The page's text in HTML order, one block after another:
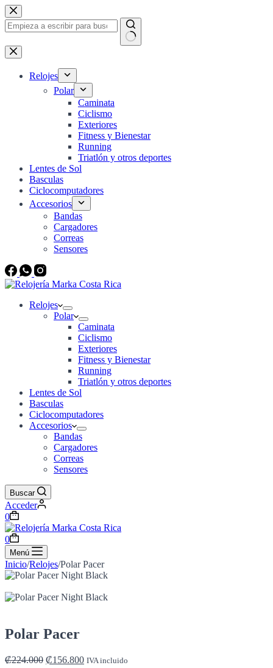
Saltar
al
contenido
Sin
resultados
Relojes
Polar
Caminata
Ciclismo
Exteriores
Fitness y Bienestar
Running
Triatlón y otros deportes
Lentes de Sol
Basculas
Ciclocomputadores
Accesorios
Bandas
Cargadores
Correas
Sensores
Relojes
Polar
Caminata
Ciclismo
Exteriores
Fitness y Bienestar
Running
Triatlón y otros deportes
Lentes de Sol
Basculas
Ciclocomputadores
Accesorios
Bandas
Cargadores
Correas
Sensores
Buscar
Acceder
Carro
de
compra
0
Carro
de
compra
0
Menú
Inicio/Relojes/Polar Pacer
Polar Pacer
₡224.000 El
₡156.800ElIVA incluido